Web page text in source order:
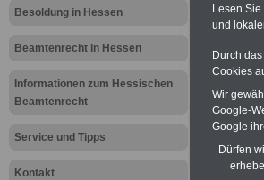
Besoldung in Hessen
Beamtenrecht in Hessen
Informationen zum Hessischen
Beamtenrecht
Service und Tipps
Kontakt
Lesen
und
Durch
Cookies
Wir
Google-
Google
Dürfen